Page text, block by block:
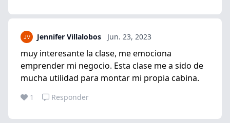
Jennifer Villalobos Jun. 23, 2023
muy interesante la clase, me emociona
emprender mi negocio. Esta clase me a sido de
mucha utilidad para montar mi propia cabina.
1 Responder